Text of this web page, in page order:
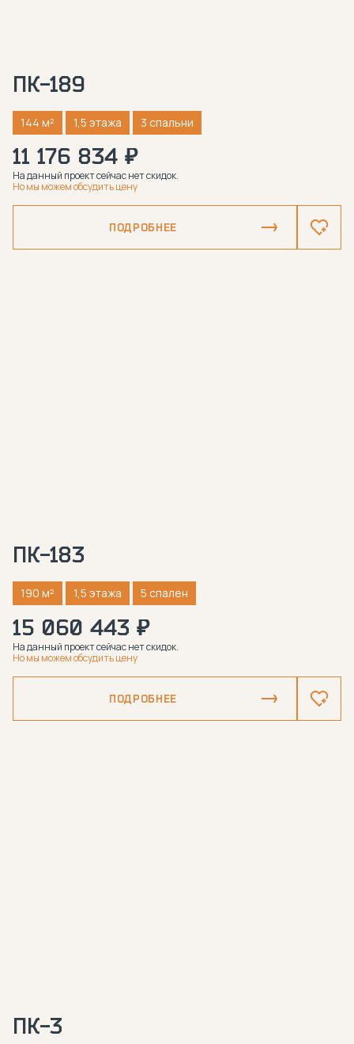
ПК-189
144 м² 1,5 этажа 3 спальни
11 176 834 ₽
На данный проект сейчас нет скидок.
Но мы можем обсудить цену
ПОДРОБНЕЕ
ПК-183
190 м² 1,5 этажа 5 спален
15 060 443 ₽
На данный проект сейчас нет скидок.
Но мы можем обсудить цену
ПОДРОБНЕЕ
ПК-3